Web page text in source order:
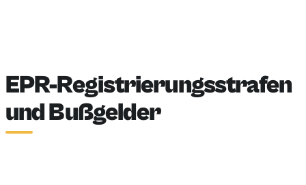
EPR-Registrierungsstrafen
und Bußgelder